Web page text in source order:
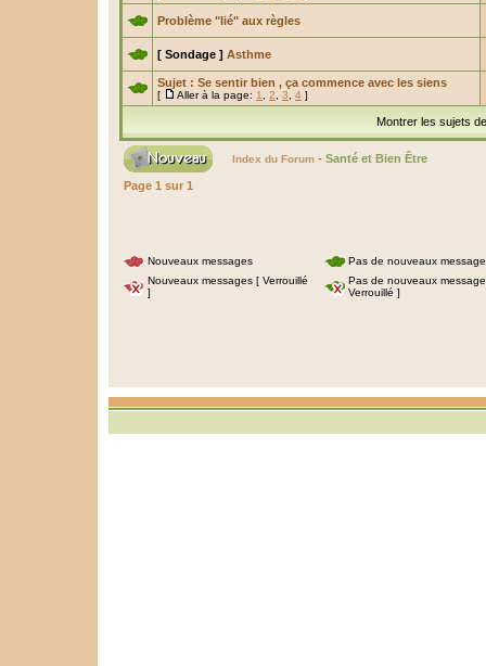
Problème "lié" aux règles
[ Sondage ] Asthme
Sujet : Se sentir bien , ça commence avec les siens
[ Aller à la page: 1 2 3 4 ]
Montrer les sujets
Index du Forum - Santé et Bien Être
Page 1 sur 1
Nouveaux messages
Pas de nouveaux
Nouveaux messages [ Verrouillé
]
Pas de nouveaux
Verrouillé ]